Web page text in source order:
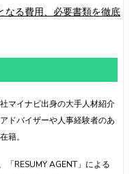
なる費用、必要書類を徹底
マイナビ出身の大手人材紹介
ドバイザーや人事経験者のあ
籍。
「RESUMY AGENT」による